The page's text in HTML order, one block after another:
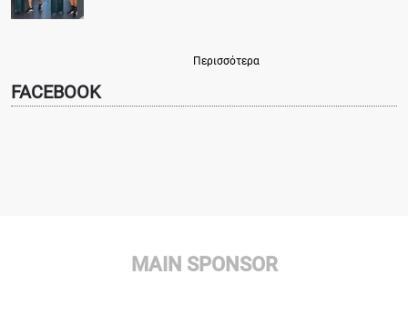
Περισσότερα
FACEBOOK
MAIN SPONSOR